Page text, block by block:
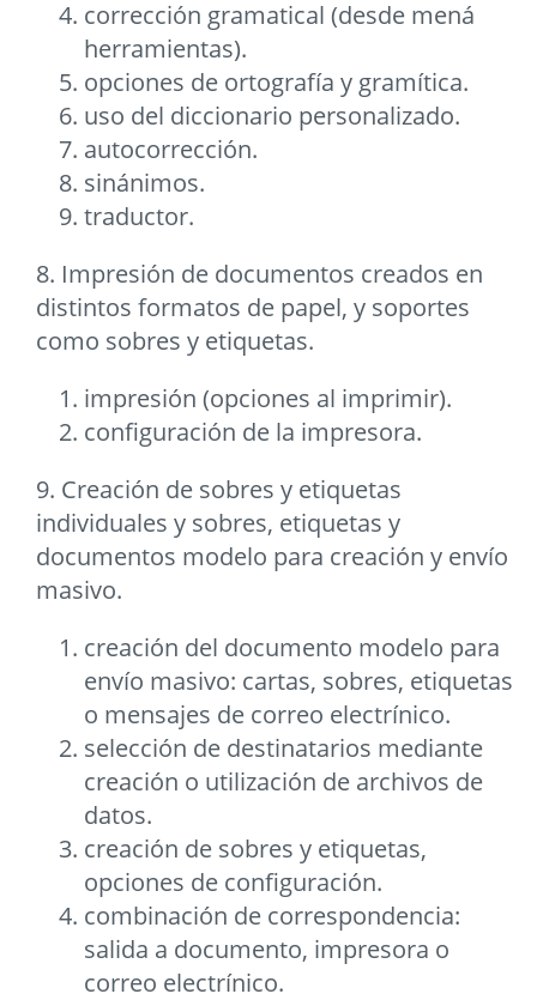
corrección gramatical (desde mená
herramientas).
opciones de ortografía y gramítica.
uso del diccionario personalizado.
autocorrección.
sinánimos.
traductor.
8. Impresión de documentos creados en
distintos formatos de papel, y soportes
como sobres y etiquetas.
impresión (opciones al imprimir).
configuración de la impresora.
9. Creación de sobres y etiquetas
individuales y sobres, etiquetas y
documentos modelo para creación y envío
masivo.
creación del documento modelo para
envío masivo: cartas, sobres, etiquetas
o mensajes de correo electrínico.
selección de destinatarios mediante
creación o utilización de archivos de
datos.
creación de sobres y etiquetas,
opciones de configuración.
combinación de correspondencia:
salida a documento, impresora o
correo electrínico.